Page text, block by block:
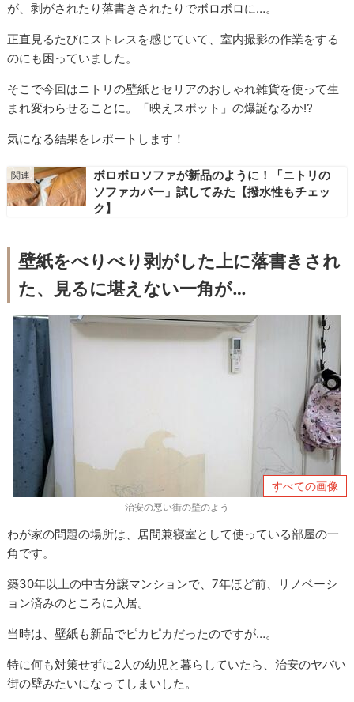
が、剥がされたり落書きされたりでボロボロに…。
正直見るたびにストレスを感じていて、室内撮影の作業をする
のにも困っていました。
そこで今回はニトリの壁紙とセリアのおしゃれ雑貨を使って生
まれ変わらせることに。「映えスポット」の爆誕なるか⁉
気になる結果をレポートします！
ボロボロソファが新品のように！「ニトリの
ソファカバー」試してみた【撥水性もチェッ
ク】
壁紙をべりべり剥がした上に落書きされ
た、見るに堪えない一角が…
すべての画像
治安の悪い街の壁のよう
わが家の問題の場所は、居間兼寝室として使っている部屋の一
角です。
築30年以上の中古分譲マンションで、7年ほど前、リノベーシ
ョン済みのところに入居。
当時は、壁紙も新品でピカピカだったのですが…。
特に何も対策せずに2人の幼児と暮らしていたら、治安のヤバい
街の壁みたいになってしまいした。